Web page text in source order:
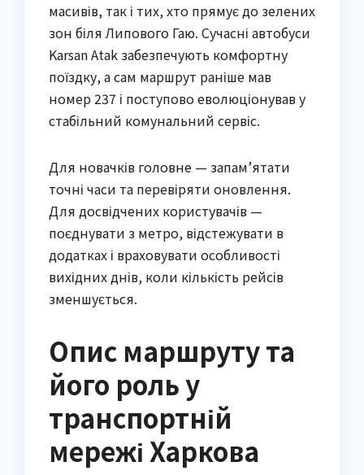
масивів, так і тих, хто прямує до зелених
зон біля Липового Гаю. Сучасні автобуси
Karsan Atak забезпечують комфортну
поїздку, а сам маршрут раніше мав
номер 237 і поступово еволюціонував у
стабільний комунальний сервіс.
Для новачків головне — запам’ятати
точні часи та перевіряти оновлення.
Для досвідчених користувачів —
поєднувати з метро, відстежувати в
додатках і враховувати особливості
вихідних днів, коли кількість рейсів
зменшується.
Опис маршруту та
його роль у
транспортній
мережі Харкова